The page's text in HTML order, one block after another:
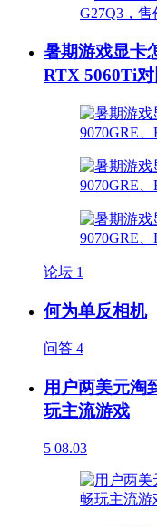
暑期游戏显卡
RTX 5060Ti
论坛 1
何为单反相机
问答 4
用户两美元淘
玩主流游戏
5 08.03